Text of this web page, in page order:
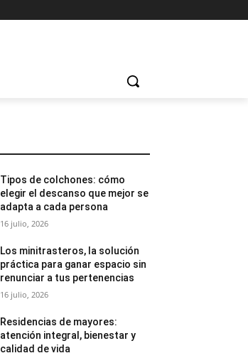
Tipos de colchones: cómo
elegir el descanso que mejor se
adapta a cada persona
16 julio, 2026
Los minitrasteros, la solución
práctica para ganar espacio sin
renunciar a tus pertenencias
16 julio, 2026
Residencias de mayores:
atención integral, bienestar y
calidad de vida